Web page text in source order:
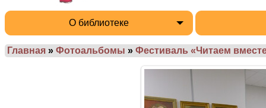
О библиотеке
Главная » Фотоальбомы » Фестиваль «Читаем